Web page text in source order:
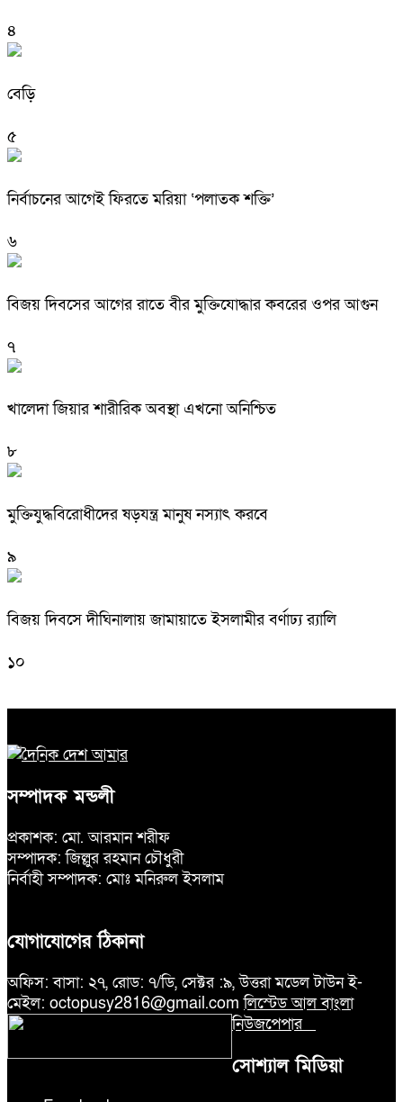
৪
বেড়ি
৫
নির্বাচনের আগেই ফিরতে মরিয়া ‘পলাতক শক্তি’
৬
বিজয় দিবসের আগের রাতে বীর মুক্তিযোদ্ধার কবরের ওপর আগুন
৭
খালেদা জিয়ার শারীরিক অবস্থা এখনো অনিশ্চিত
৮
মুক্তিযুদ্ধবিরোধীদের ষড়যন্ত্র মানুষ নস্যাৎ করবে
৯
বিজয় দিবসে দীঘিনালায় জামায়াতে ইসলামীর বর্ণাঢ্য র‍্যালি
১০
সম্পাদক মন্ডলী
প্রকাশক: মো. আরমান শরীফ
সম্পাদক: জিল্লুর রহমান চৌধুরী
নির্বাহী সম্পাদক: মোঃ মনিরুল ইসলাম
যোগাযোগের ঠিকানা
অফিস: বাসা: ২৭, রোড: ৭/ডি, সেক্টর :৯, উত্তরা মডেল টাউন ই-
মেইল: octopusy2816@gmail.comলিস্টেড আল বাংলা
নিউজপেপার
সোশ্যাল মিডিয়া